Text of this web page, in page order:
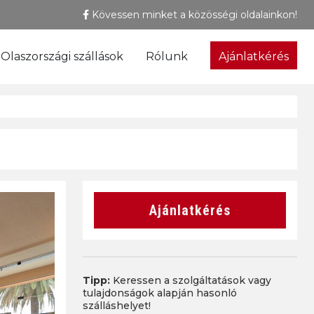
Kövessen minket a közösségi oldalainkon!
Olaszországi szállások Rólunk Ajánlatkérés
Ajánlatkérés
Tipp: Keressen a szolgáltatások vagy
tulajdonságok alapján hasonló
szálláshelyet!